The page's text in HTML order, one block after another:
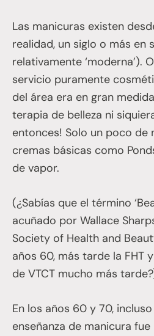
Las manicuras existen
realidad, un siglo o más en
relativamente ‘moderna’).
servicio puramente
del área era en gran
terapia de belleza ni
entonces! Solo un poco de
cremas básicas como
de vapor.
(¿Sabías que el término
acuñado por Wallace
Society of Health and
años 60, más tarde la FHT
de VTCT mucho más
En los años 60 y 70,
enseñanza de manicura